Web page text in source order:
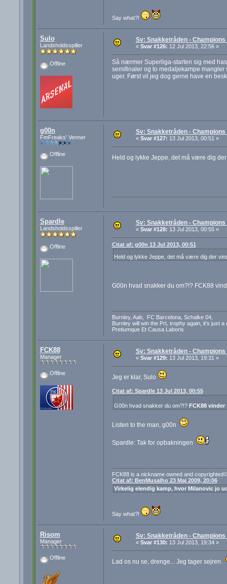
Say what?!
Sulo
Landsholdsspiller
Offline
Sv: Snakketråden - Champions
« Svar #126: 12 Jul 2013, 22:56 »
Så nærmer Superliga-starten sig med
semifinaler og to medaljekampe
uger. Først vil jeg dog gerne have en
g00n
FmFreaks' Venner
Offline
Sv: Snakketråden - Champions
« Svar #127: 13 Jul 2013, 00:51 »
Held og lykke Jeppe, det må være dig
Spardle
Landsholdsspiller
Offline
Sv: Snakketråden - Champions
« Svar #128: 13 Jul 2013, 00:55 »
Citat af: g00n 13 Jul 2013, 00:51
Held og lykke Jeppe, det må være dig der
G00n hvad snakker du om?!? FCK88
Burnley, Aab, FC Barcelona, Schalke 04,
Burnley will win the PrL trophy again, it's just a
Pretiumque Et Causa Laboris
FCK88
Manager
Offline
Sv: Snakketråden - Champions
« Svar #129: 13 Jul 2013, 19:31 »
Jeg er klar, Sulo
Citat af: Spardle 13 Jul 2013, 00:55
G00n hvad snakker du om?!? FCK88 vinder
Listen to the man, g00n
Spardle: Tak for opbakningen
FCK88 is a nickname owned and
Citat af: BenMusalho 23 Maj 2009, 20:06
Virkelig elendig kamp, hvor Milanovic jo
Say what?!
Risom
Manager
Offline
Sv: Snakketråden - Champions
« Svar #130: 13 Jul 2013, 19:34 »
Lad os nu se, drenge... Jeg tager sejren.